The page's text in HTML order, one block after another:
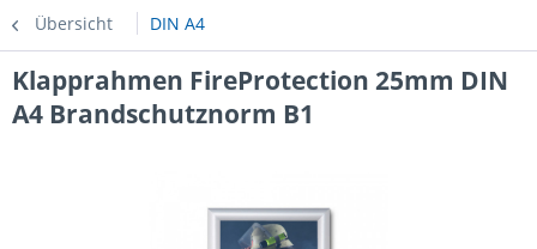
Übersicht DIN A4
Klapprahmen FireProtection 25mm DIN
A4 Brandschutznorm B1